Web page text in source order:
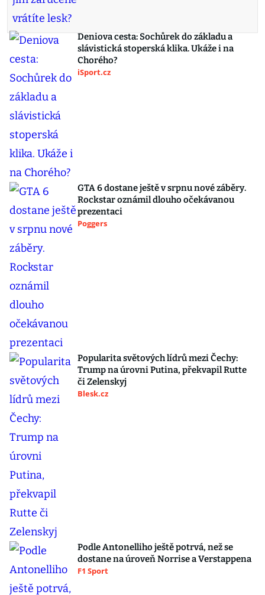
Deniova cesta: Sochůrek do základu a
slávistická stoperská klika. Ukáže i na
Chorého?
iSport.cz
GTA 6 dostane ještě v srpnu nové záběry.
Rockstar oznámil dlouho očekávanou
prezentaci
Poggers
Popularita světových lídrů mezi Čechy:
Trump na úrovni Putina, překvapil Rutte
či Zelenskyj
Blesk.cz
Podle Antonelliho ještě potrvá, než se
dostane na úroveň Norrise a Verstappena
F1 Sport